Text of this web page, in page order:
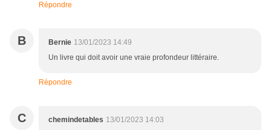
Répondre
B Bernie 13/01/2023 14:49
Un livre qui doit avoir une vraie profondeur littéraire.
Répondre
C chemindetables 13/01/2023 14:03